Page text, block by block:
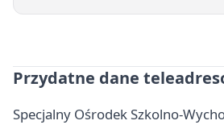
Przydatne dane
Specjalny Ośrodek Szkolno-